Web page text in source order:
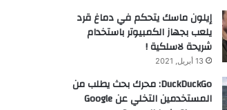
إيلون ماسك يتحكم في دماغ قرد
يلعب بجهاز الكمبيوتر باستخدام
شريحة لاسلكية !
13 أبريل, 2021
DuckDuckGo: محرك بحث يطلب من
المستخدمين التخلي عن Google